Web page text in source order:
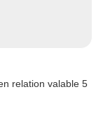
relation valable 5